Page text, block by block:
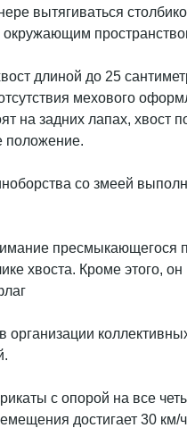
вытягиваться
окружающим
длиной до 25
мехового
на задних лапах, хвост
положение.
со змеей
пресмыкающегося
хвоста. Кроме этого, он
организации
с опорой на все
достигает 30 км/